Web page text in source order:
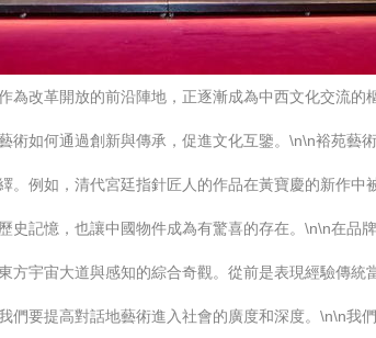
改革開放的前沿陣地，正逐漸成為中西文化交流
如何通過創新與傳承，促進文化互鑒。\n\n裕苑藝
例如，清代宮廷指針匠人的作品在黃寶慶的新作
記憶，也讓中國物件成為有驚喜的存在。\n\n在品
宇宙大道與感知的綜合奇觀。從前是表現經驗傳
要提高對話地藝術進入社會的廣度和深度。\n\n我